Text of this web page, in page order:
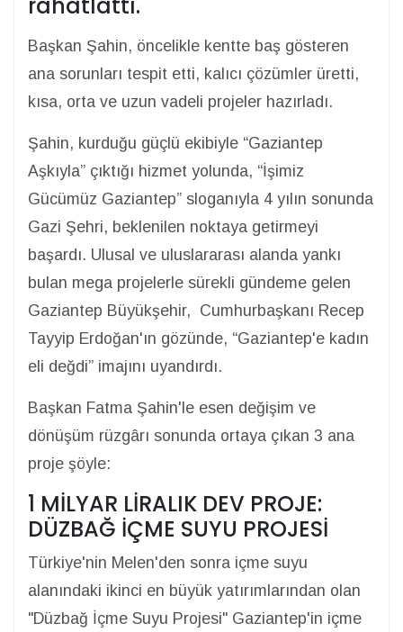
Başkan Şahin, öncelikle kentte baş gösteren
ana sorunları tespit etti, kalıcı çözümler üretti,
kısa, orta ve uzun vadeli projeler hazırladı.
Şahin, kurduğu güçlü ekibiyle “Gaziantep
Aşkıyla” çıktığı hizmet yolunda, “İşimiz
Gücümüz Gaziantep” sloganıyla 4 yılın sonunda
Gazi Şehri, beklenilen noktaya getirmeyi
başardı. Ulusal ve uluslararası alanda yankı
bulan mega projelerle sürekli gündeme gelen
Gaziantep Büyükşehir, Cumhurbaşkanı Recep
Tayyip Erdoğan'ın gözünde, “Gaziantep'e kadın
eli değdi” imajını uyandırdı.
Başkan Fatma Şahin'le esen değişim ve
dönüşüm rüzgârı sonunda ortaya çıkan 3 ana
proje şöyle:
1 MİLYAR LİRALIK DEV PROJE:
DÜZBAĞ İÇME SUYU PROJESİ
Türkiye'nin Melen'den sonra içme suyu
alanındaki ikinci en büyük yatırımlarından olan
"Düzbağ İçme Suyu Projesi" Gaziantep'in içme